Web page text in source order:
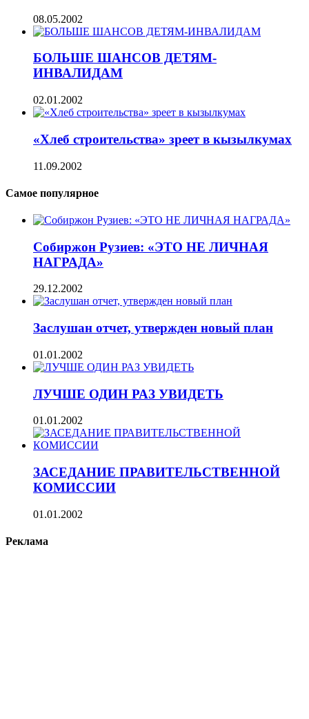
08.05.2002
БОЛЬШЕ ШАНСОВ ДЕТЯМ-
ИНВАЛИДАМ
02.01.2002
«Хлеб строительства» зреет в кызылкумах
11.09.2002
Самое популярное
Собиржон Рузиев: «ЭТО НЕ ЛИЧНАЯ
НАГРАДА»
29.12.2002
Заслушан отчет, утвержден новый план
01.01.2002
ЛУЧШЕ ОДИН РАЗ УВИДЕТЬ
01.01.2002
ЗАСЕДАНИЕ ПРАВИТЕЛЬСТВЕННОЙ
КОМИССИИ
01.01.2002
Реклама